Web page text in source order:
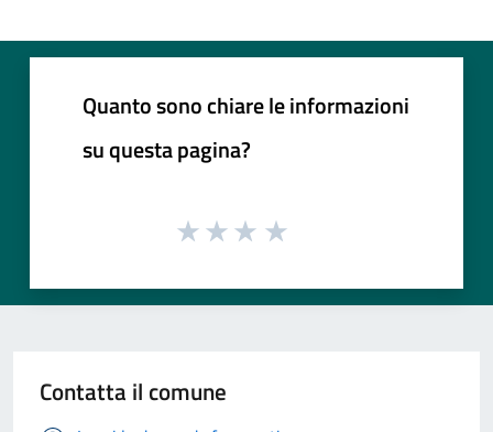
Quanto sono chiare le informazioni
su questa pagina?
Contatta il comune